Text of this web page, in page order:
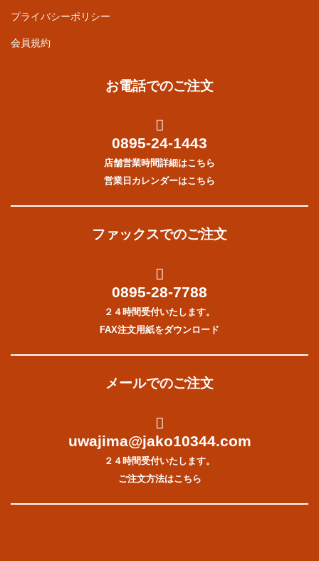
プライバシーポリシー
会員規約
お電話でのご注文
0895-24-1443
店舗営業時間詳細はこちら
営業日カレンダーはこちら
ファックスでのご注文
0895-28-7788
２４時間受付いたします。
FAX注文用紙をダウンロード
メールでのご注文
uwajima@jako10344.com
２４時間受付いたします。
ご注文方法はこちら